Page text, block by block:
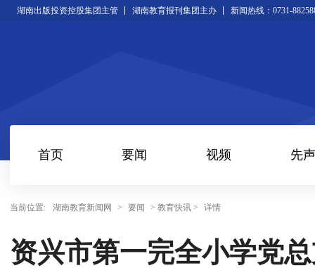
湖南出版投资控股集团主管 湖南教育报刊集团主办 新闻热线：0731-
首页 要闻 视频 先声
当前位置: 湖南教育新闻网 > 要闻 > 教育快讯 > 详情
资兴市第一完全小学党